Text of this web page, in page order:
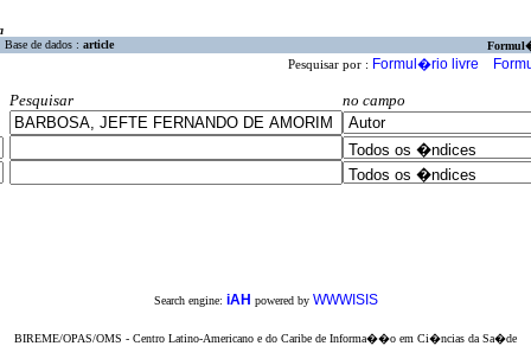
Base de dados : article
Pesquisar por : Formul�rio livre
Pesquisar
no campo
Search engine: iAH powered by WWWISIS
BIREME/OPAS/OMS - Centro Latino-Americano e do Caribe de Informa��o em Ci�ncias da Sa�de